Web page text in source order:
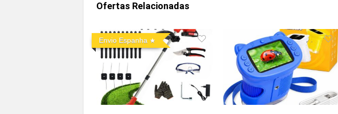
Ofertas Relacionadas
Envio Espanha